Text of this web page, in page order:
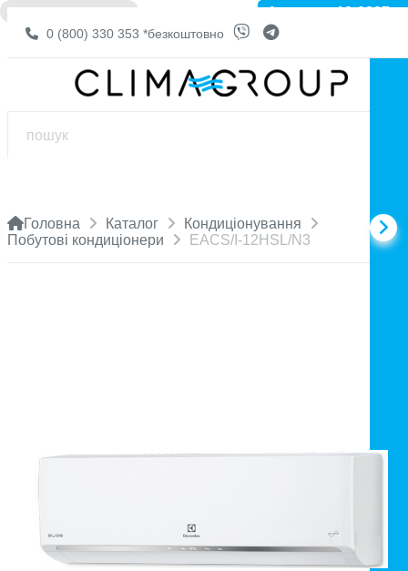
0 (800) 330 353 *безкоштовно
Головна Каталог
Кондиціонування
Побутові кондиціонери
EACS/I-12HSL/N3
Артикул: 10-0327
❌ НЕМА В НАЯВНОСТІ